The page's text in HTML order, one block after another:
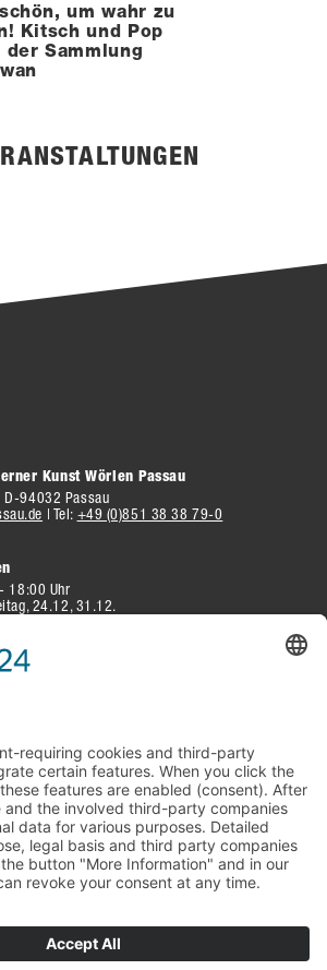
um wahr zu
Kitsch und Pop
der Sammlung
Kunst Wörlen Passau
D-94032 Passau
| Tel: +49 (0)851 38 38 79-0
18:00 Uhr
24.12, 31.12.
Anfahrt, Preise undmehr
informiert bleiben